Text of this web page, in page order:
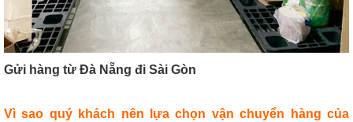
Gửi hàng từ Đà Nẵng đi Sài Gòn
Vì sao quý khách nên lựa chọn vận chuyển hàng của